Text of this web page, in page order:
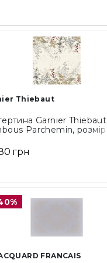
Thiebaut
Garnier Thiebaut
Parchemin, розмір
грн
FRANCAIS